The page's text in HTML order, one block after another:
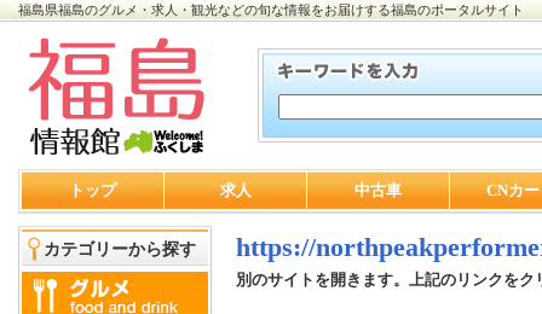
福島県福島のグルメ・求人・観光などの旬な情報をお届けする福島のポータルサイト
トップ 求人 中古車 CNカ
カテゴリーから探す https://
別のサイトを開きます。上記のリンクをク